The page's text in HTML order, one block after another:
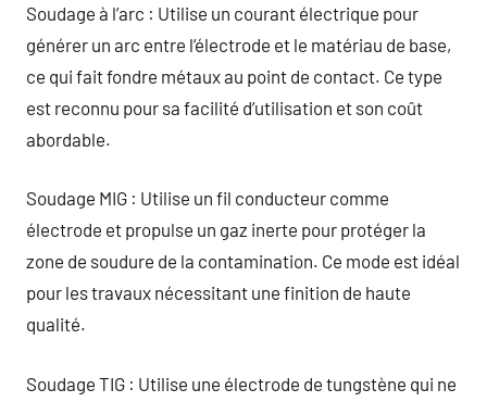
Soudage à l’arc : Utilise un courant électrique pour
générer un arc entre l’électrode et le matériau de base,
ce qui fait fondre métaux au point de contact. Ce type
est reconnu pour sa facilité d’utilisation et son coût
abordable.
Soudage MIG : Utilise un fil conducteur comme
électrode et propulse un gaz inerte pour protéger la
zone de soudure de la contamination. Ce mode est idéal
pour les travaux nécessitant une finition de haute
qualité.
Soudage TIG : Utilise une électrode de tungstène qui ne